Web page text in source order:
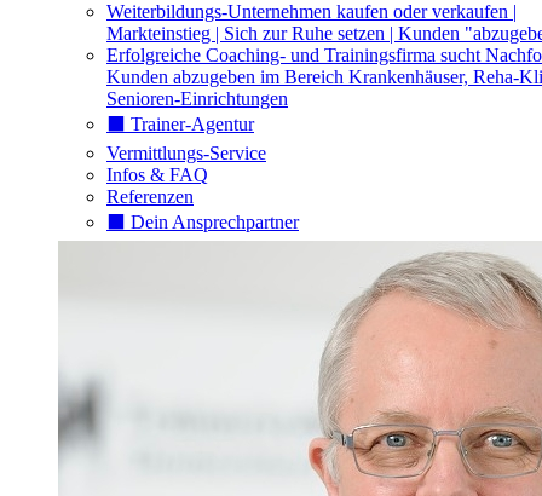
Weiterbildungs-Unternehmen kaufen oder verkaufen |
Markteinstieg | Sich zur Ruhe setzen | Kunden
Erfolgreiche Coaching- und Trainingsfirma sucht
Kunden abzugeben im Bereich Krankenhäuser, Reha-
Senioren-Einrichtungen
⬛️ Trainer-Agentur
Vermittlungs-Service
Infos & FAQ
Referenzen
⬛️ Dein Ansprechpartner